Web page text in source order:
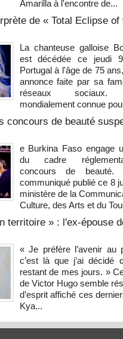
Amarilla à l'encontre de...
de « Total Eclipse of
La chanteuse galloise
est décédée ce jeudi
Portugal à l'âge de 75
annonce faite par sa
réseaux sociaux.
mondialement connue
concours de beauté
e Burkina Faso engage
du cadre
concours de beauté.
communiqué publié ce 8
ministère de la
Culture, des Arts et du
territoire » : l'ex-épouse
« Je préfère l’avenir au
c’est là que j’ai décidé
restant de mes jours. »
de Victor Hugo semble
d’esprit affiché ces
Kya...